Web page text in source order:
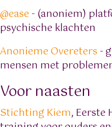
@ease - (anoniem)
psychische klachten
Anonieme Overeters -
mensen met
Voor naasten
Stichting Kiem, Eerste